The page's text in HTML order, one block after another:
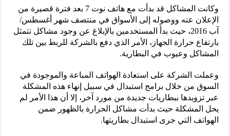
وكانت المشاكل قد بدأت مع هاتف نوت 7 بعد فترة قصيرة من
الإعلان عنه ووصوله إلى الأسواق في منتصف شهر أغسطس/
آب 2016، حيث بدأ المستخدمين بالإبلاغ عن وجود مشاكل تتمثل
بارتفاع حرارة الجهاز، الأمر الذي دفع بالشركة للربط بين تلك
المشاكل وعيوب في البطارية.
وعملت الشركة على استعادة الهواتف المباعة والموجودة في
السوق من خلال برامج استبدال في سبيل إنهاء هذه المشكلة
عبر تزويدها ببطاريات جديدة من مورد آخر، إلا أن هذا الأمر لم
يحل المشكلة حيث بدأت مشاكل الحرارة بالظهور ضمن
الهواتف التي جرى استبدال بطاريتها.